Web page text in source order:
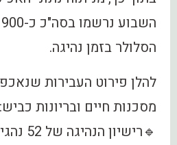
הסלולר בזמן נהיגה.
להלן פירוט העבירות
מסכנות חיים ובריונות כביש: